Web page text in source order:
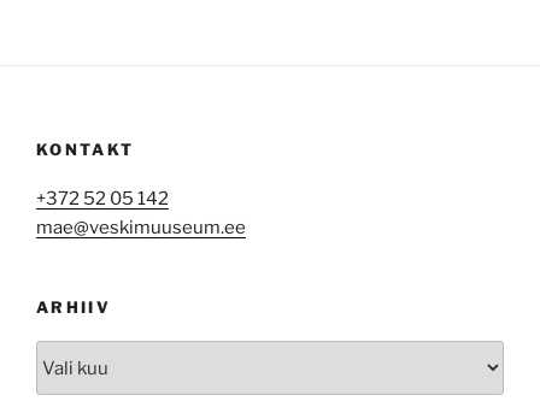
KONTAKT
+372 52 05 142
mae@veskimuuseum.ee
ARHIIV